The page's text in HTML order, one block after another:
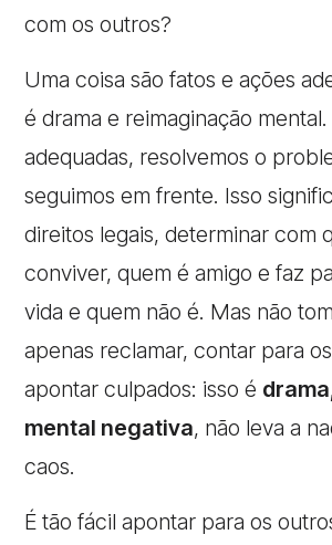
com os outros?
Uma coisa são fatos e ações
é drama e reimaginação
adequadas, resolvemos o
seguimos em frente. Isso
direitos legais, determinar com
conviver, quem é amigo e faz
vida e quem não é. Mas não
apenas reclamar, contar para
apontar culpados: isso é
mental negativa, não leva a
caos.
É tão fácil apontar para os